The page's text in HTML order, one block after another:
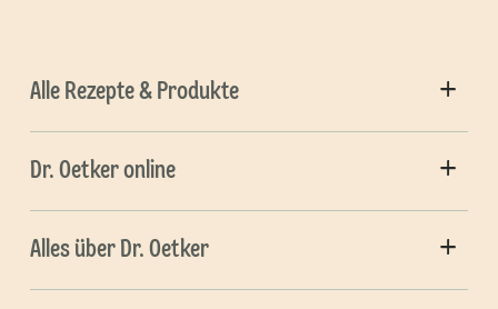
Alle Rezepte & Produkte
Dr. Oetker online
Alles über Dr. Oetker